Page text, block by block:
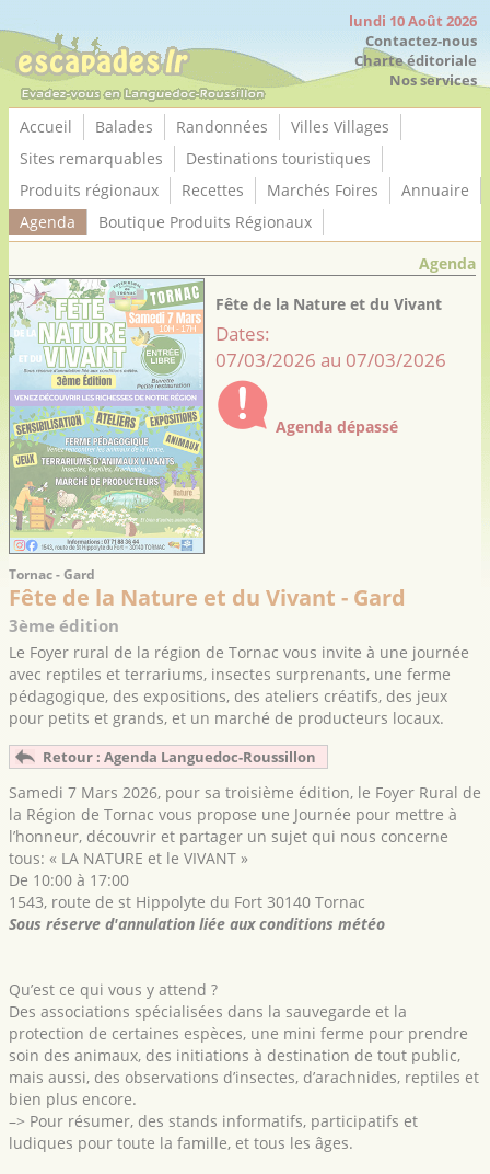
lundi 10 Août 2026
Contactez-nous
Charte éditoriale
Nos services
Accueil Balades Randonnées
Villes Villages
Sites remarquables
Destinations touristiques
Produits régionaux
Recettes Marchés Foires
Annuaire
Agenda
Boutique Produits Régionaux
Agenda
Fête de la Nature et du Vivant
Dates:
07/03/2026 au 07/03/2026
Agenda dépassé
Tornac - Gard
Fête de la Nature et du Vivant - Gard
3ème édition
Le Foyer rural de la région de Tornac vous invite à une journée
avec reptiles et terrariums, insectes surprenants, une ferme
pédagogique, des expositions, des ateliers créatifs, des jeux
pour petits et grands, et un marché de producteurs locaux.
Retour : Agenda Languedoc-Roussillon
Samedi 7 Mars 2026, pour sa troisième édition, le Foyer Rural de
la Région de Tornac vous propose une Journée pour mettre à
l’honneur, découvrir et partager un sujet qui nous concerne
tous: « LA NATURE et le VIVANT »
De 10:00 à 17:00
1543, route de st Hippolyte du Fort 30140 Tornac
Sous réserve d'annulation liée aux conditions météo
Qu’est ce qui vous y attend ?
Des associations spécialisées dans la sauvegarde et la
protection de certaines espèces, une mini ferme pour prendre
soin des animaux, des initiations à destination de tout public,
mais aussi, des observations d’insectes, d’arachnides, reptiles et
bien plus encore.
–> Pour résumer, des stands informatifs, participatifs et
ludiques pour toute la famille, et tous les âges.